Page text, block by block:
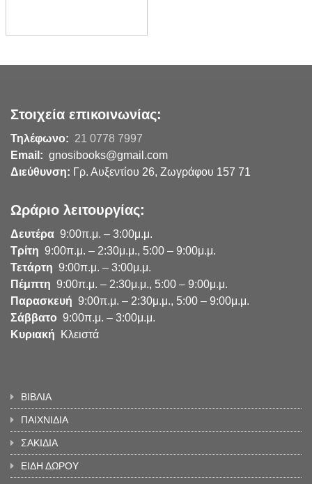
Στοιχεία επικοινωνίας:
Τηλέφωνο: 21 0778 7997
Email: gnosibooks@gmail.com
Διεύθυνση: Γρ. Αυξεντίου 26, Ζωγράφου 157 71
Ωράριο λειτουργίας:
Δευτέρα 9:00π.μ. – 3:00μ.μ.
Τρίτη 9:00π.μ. – 2:30μ.μ., 5:00 – 9:00μ.μ.
Τετάρτη 9:00π.μ. – 3:00μ.μ.
Πέμπτη 9:00π.μ. – 2:30μ.μ., 5:00 – 9:00μ.μ.
Παρασκευή 9:00π.μ. – 2:30μ.μ., 5:00 – 9:00μ.μ.
Σάββατο 9:00π.μ. – 3:00μ.μ.
Κυριακή Κλειστά
ΒΙΒΛΙΑ
ΠΑΙΧΝΙΔΙΑ
ΣΑΚΙΔΙΑ
ΕΙΔΗ ΔΩΡΟΥ